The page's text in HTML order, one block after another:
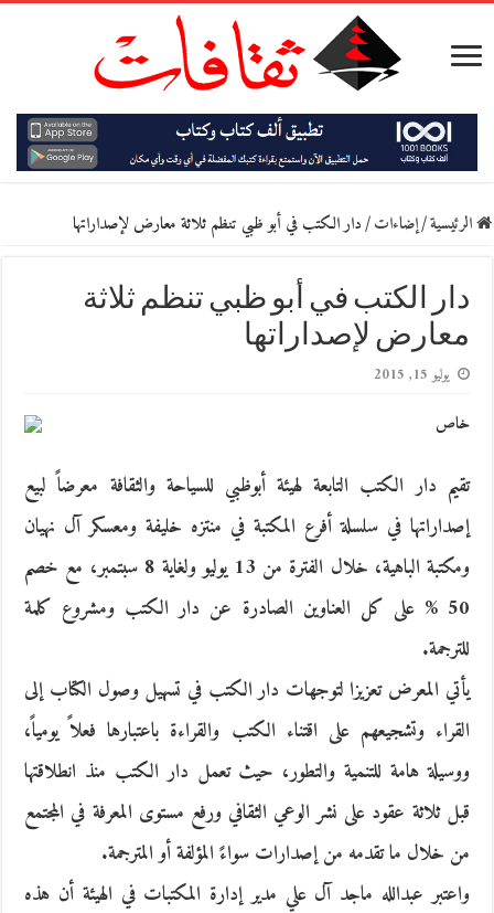
الرئيسية/إضاءات/دار الكتب في أبو ظبي تنظم ثلاثة معارض لإصداراتها
دار الكتب في أبو ظبي تنظم ثلاثة
معارض لإصداراتها
يوليو 15, 2015
خاص
تقيم دار الكتب التابعة لهيئة أبوظبي للسياحة والثقافة معرضاً لبيع
إصداراتها في سلسلة أفرع المكتبة في منتزه خليفة ومعسكر آل نهيان
ومكتبة الباهية، خلال الفترة من 13 يوليو ولغاية 8 سبتمبر، مع خصم
50 % على كل العناوين الصادرة عن دار الكتب ومشروع كلمة
للترجمة.
يأتي المعرض تعزيزا لتوجهات دار الكتب في تسهيل وصول الكتاب إلى
القراء وتشجيعهم على اقتناء الكتب والقراءة باعتبارها فعلاً يومياً،
ووسيلة هامة للتنمية والتطور، حيث تعمل دار الكتب منذ انطلاقتها
قبل ثلاثة عقود على نشر الوعي الثقافي ورفع مستوى المعرفة في المجتمع
من خلال ما تقدمه من إصدارات سواءً المؤلفة أو المترجمة.
واعتبر عبدالله ماجد آل علي مدير إدارة المكتبات في الهيئة أن هذه